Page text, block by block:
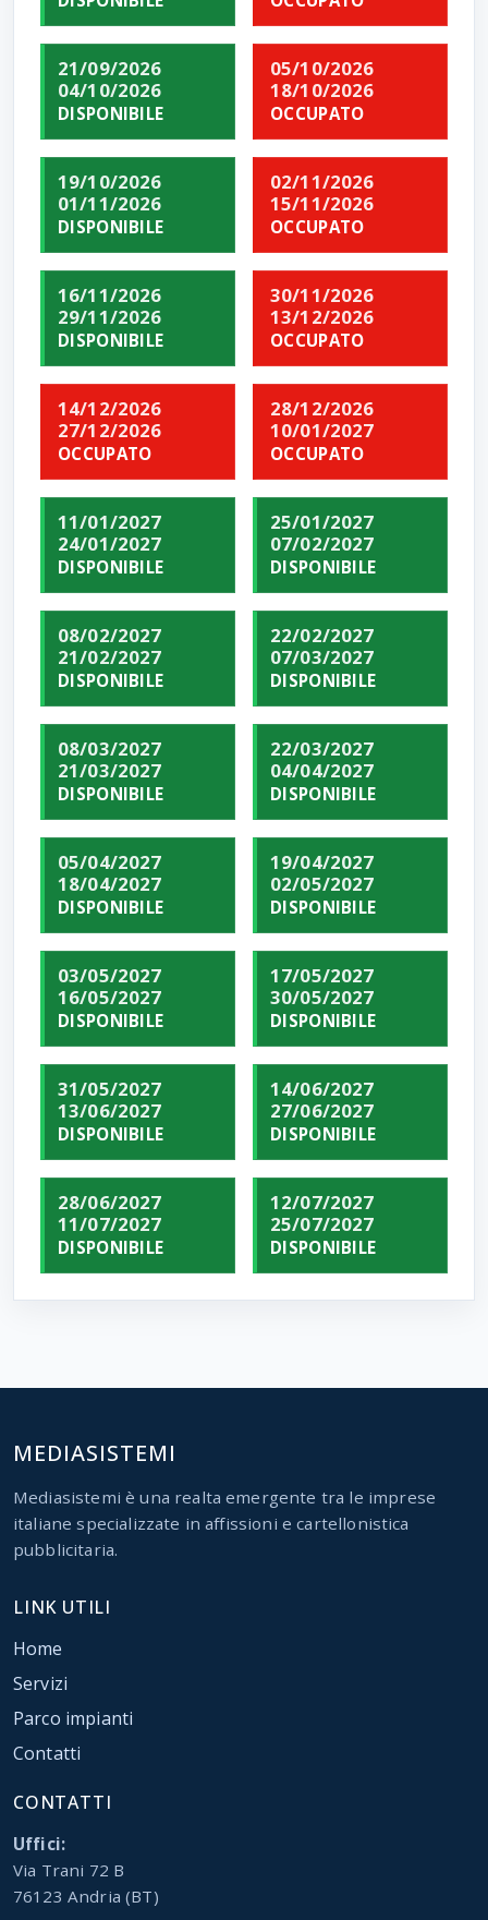
21/09/2026
04/10/2026
DISPONIBILE
05/10/2026
18/10/2026
OCCUPATO
19/10/2026
01/11/2026
DISPONIBILE
02/11/2026
15/11/2026
OCCUPATO
16/11/2026
29/11/2026
DISPONIBILE
30/11/2026
13/12/2026
OCCUPATO
14/12/2026
27/12/2026
OCCUPATO
28/12/2026
10/01/2027
OCCUPATO
11/01/2027
24/01/2027
DISPONIBILE
25/01/2027
07/02/2027
DISPONIBILE
08/02/2027
21/02/2027
DISPONIBILE
22/02/2027
07/03/2027
DISPONIBILE
08/03/2027
21/03/2027
DISPONIBILE
22/03/2027
04/04/2027
DISPONIBILE
05/04/2027
18/04/2027
DISPONIBILE
19/04/2027
02/05/2027
DISPONIBILE
03/05/2027
16/05/2027
DISPONIBILE
17/05/2027
30/05/2027
DISPONIBILE
31/05/2027
13/06/2027
DISPONIBILE
14/06/2027
27/06/2027
DISPONIBILE
28/06/2027
11/07/2027
DISPONIBILE
12/07/2027
25/07/2027
DISPONIBILE
MEDIASISTEMI
Mediasistemi è una realta emergente tra le imprese
italiane specializzate in affissioni e cartellonistica
pubblicitaria.
LINK UTILI
Home
Servizi
Parco impianti
Contatti
CONTATTI
Uffici:
Via Trani 72 B
76123 Andria (BT)